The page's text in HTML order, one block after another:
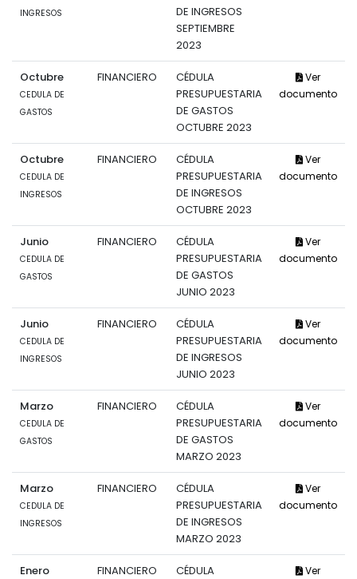
INGRESOS
DE INGRESOS
SEPTIEMBRE
2023
Octubre
CEDULA DE
GASTOS
FINANCIERO
CÉDULA
PRESUPUESTARIA
DE GASTOS
OCTUBRE 2023
Ver
documento
Octubre
CEDULA DE
INGRESOS
FINANCIERO
CÉDULA
PRESUPUESTARIA
DE INGRESOS
OCTUBRE 2023
Ver
documento
Junio
CEDULA DE
GASTOS
FINANCIERO
CÉDULA
PRESUPUESTARIA
DE GASTOS
JUNIO 2023
Ver
documento
Junio
CEDULA DE
INGRESOS
FINANCIERO
CÉDULA
PRESUPUESTARIA
DE INGRESOS
JUNIO 2023
Ver
documento
Marzo
CEDULA DE
GASTOS
FINANCIERO
CÉDULA
PRESUPUESTARIA
DE GASTOS
MARZO 2023
Ver
documento
Marzo
CEDULA DE
INGRESOS
FINANCIERO
CÉDULA
PRESUPUESTARIA
DE INGRESOS
MARZO 2023
Ver
documento
Enero FINANCIERO
CÉDULA
Ver